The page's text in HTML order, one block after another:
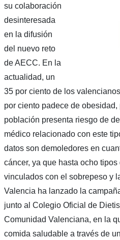
su colaboración
desinteresada
en la difusión
del nuevo reto
de AECC. En la
actualidad, un
35 por ciento de los
por ciento padece de
población presenta riesgo de
médico relacionado con este
datos son demoledores en
cáncer, ya que hasta ocho
vinculados con el sobrepeso y
Valencia ha lanzado la
junto al Colegio Oficial de
Comunidad Valenciana, en la
comida saludable a través de